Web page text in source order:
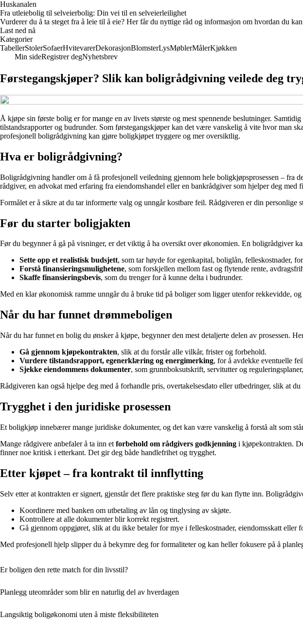
Huskanalen
Fra utleiebolig til selveierbolig: Din vei til en selveierleilighet
Vurderer du å ta steget fra å leie til å eie? Her får du nyttige råd og informasjon om hvordan du
Last ned nå
Kategorier
TabellerStolerSofaerHvitevarerDekorasjonBlomsterLysMøblerMålerKjøkken
Min sideRegistrer degNyhetsbrev
Førstegangskjøper? Slik kan boligrådgivning veilede deg
Å kjøpe sin første bolig er for mange en av livets største og mest spennende beslutninger.
tilstandsrapporter og budrunder. Som førstegangskjøper kan det være vanskelig å vite hvor man
profesjonell boligrådgivning kan gjøre boligkjøpet tryggere og mer oversiktlig.
Hva er boligrådgivning?
Boligrådgivning handler om å få profesjonell veiledning gjennom hele boligkjøpsprosessen – fra
rådgiver, en advokat med erfaring fra eiendomshandel eller en bankrådgiver som hjelper deg med
Formålet er å sikre at du tar informerte valg og unngår kostbare feil. Rådgiveren er din personlige
Før du starter boligjakten
Før du begynner å gå på visninger, er det viktig å ha oversikt over økonomien. En boligrådgiver
Sette opp et realistisk budsjett, som tar høyde for egenkapital, boliglån, felleskostnader,
Forstå finansieringsmulighetene, som forskjellen mellom fast og flytende rente,
Skaffe finansieringsbevis, som du trenger for å kunne delta i budrunder.
Med en klar økonomisk ramme unngår du å bruke tid på boliger som ligger utenfor rekkevidde,
Når du har funnet drømmeboligen
Når du har funnet en bolig du ønsker å kjøpe, begynner den mest detaljerte delen av prosessen.
Gå gjennom kjøpekontrakten, slik at du forstår alle vilkår, frister og forbehold.
Vurdere tilstandsrapport, egenerklæring og energimerking, for å avdekke eventuelle
Sjekke eiendommens dokumenter, som grunnboksutskrift, servitutter og
Rådgiveren kan også hjelpe deg med å forhandle pris, overtakelsesdato eller utbedringer, slik at
Trygghet i den juridiske prosessen
Et boligkjøp innebærer mange juridiske dokumenter, og det kan være vanskelig å forstå alt som
Mange rådgivere anbefaler å ta inn et forbehold om rådgivers godkjenning i kjøpekontrakten.
finner noe kritisk i etterkant. Det gir deg både handlefrihet og trygghet.
Etter kjøpet – fra kontrakt til innflytting
Selv etter at kontrakten er signert, gjenstår det flere praktiske steg før du kan flytte inn.
Koordinere med banken om utbetaling av lån og tinglysing av skjøte.
Kontrollere at alle dokumenter blir korrekt registrert.
Gå gjennom oppgjøret, slik at du ikke betaler for mye i felleskostnader, eiendomsskatt eller
Med profesjonell hjelp slipper du å bekymre deg for formaliteter og kan heller fokusere på å
Er boligen den rette match for din livsstil?
Planlegg uteområder som blir en naturlig del av hverdagen
Langsiktig boligøkonomi uten å miste fleksibiliteten